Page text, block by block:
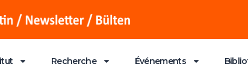
Recherche Événements